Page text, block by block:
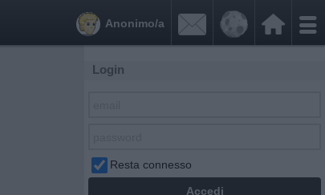


Anonimo/a
Login
Resta connesso